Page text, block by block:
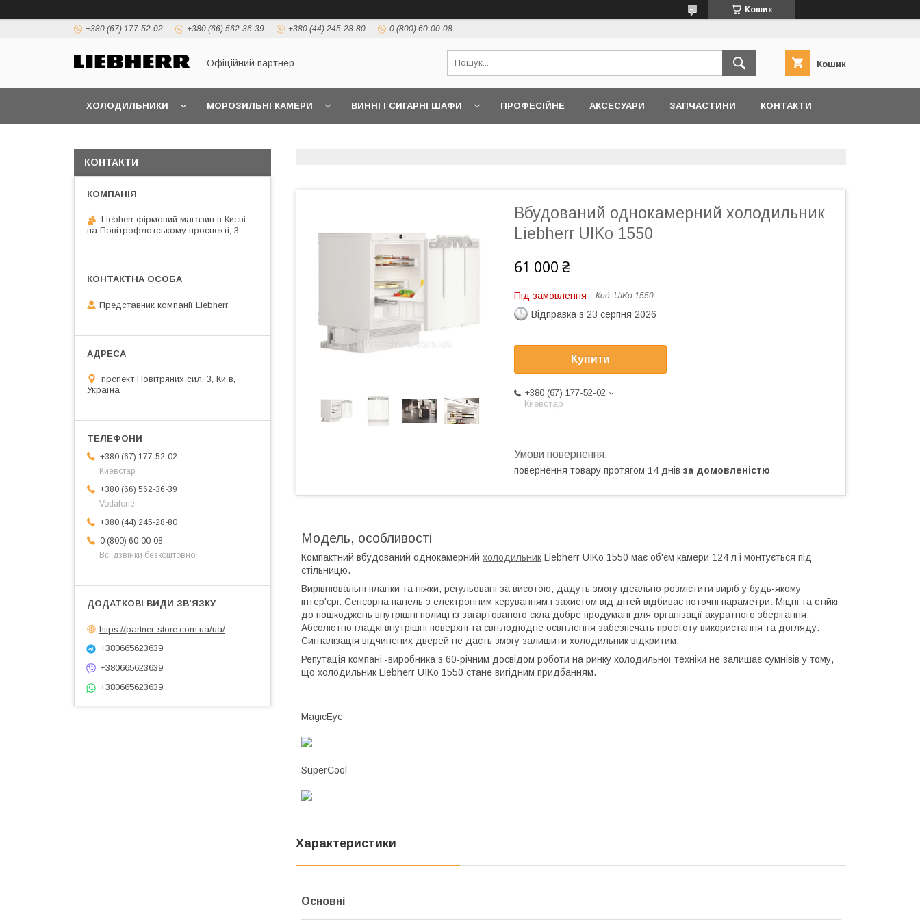
Кошик
+380 (67) 177-52-02 +380 (66) 562-36-39 +380 (44) 245-28-80 0 (800) 60-00-08
Офіційний партнер Кошик
ХОЛОДИЛЬНИКИ МОРОЗИЛЬНІ КАМЕРИ ВИННІ І СИГАРНІ ШАФИ ПРОФЕСІЙНЕ АКСЕСУАРИ ЗАПЧАСТИНИ КОНТАКТИ
Вбудований однокамерний холодильник
Liebherr UIKo 1550
61 000 ₴
Під замовлення Код: UIKo 1550
Відправка з 23 серпня 2026
Купити
+380 (67) 177-52-02
Киевстар
повернення товару протягом 14 днів за домовленістю
Модель, особливості
Компактний вбудований однокамерний холодильник Liebherr UIKo 1550 має об'єм камери 124 л і монтується під
стільницю.
Вирівнювальні планки та ніжки, регульовані за висотою, дадуть змогу ідеально розмістити виріб у будь-якому
інтер'єрі. Сенсорна панель з електронним керуванням і захистом від дітей відбиває поточні параметри. Міцні та стійкі
до пошкоджень внутрішні полиці із загартованого скла добре продумані для організації акуратного зберігання.
Абсолютно гладкі внутрішні поверхні та світлодіодне освітлення забезпечать простоту використання та догляду.
Сигналізація відчинених дверей не дасть змогу залишити холодильник відкритим.
Репутація компанії-виробника з 60-річним досвідом роботи на ринку холодильної техніки не залишає сумнівів у тому,
що холодильник Liebherr UIKo 1550 стане вигідним придбанням.
MagicEye
SuperCool
Характеристики
Основні
КОНТАКТИ
Liebherr фірмовий магазин в Києві
на Повітрофлотському проспекті, 3
Представник компанії Liebherr
прспект Повітряних сил, 3, Київ,
Україна
+380 (67) 177-52-02
Киевстар
+380 (66) 562-36-39
Vodafone
+380 (44) 245-28-80
0 (800) 60-00-08
Всі дзвінки безкоштовно
https://partner-store.com.ua/ua/
+380665623639
+380665623639
+380665623639